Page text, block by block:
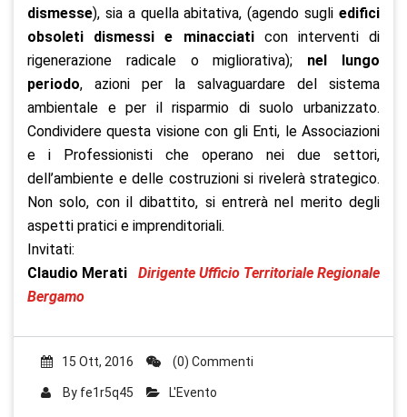
dismesse), sia a quella abitativa, (agendo sugli edifici
obsoleti dismessi e minacciaticon interventi di
rigenerazione radicale o migliorativa); nel lungo
periodo, azioni per la salvaguardare del sistema
ambientale e per il risparmio di suolo urbanizzato.
Condividere questa visione con gli Enti, le Associazioni
e i Professionisti che operano nei due settori,
dell’ambiente e delle costruzioni si rivelerà strategico.
Non solo, con il dibattito, si entrerà nel merito degli
aspetti pratici e imprenditoriali.
Invitati:
Claudio Merati
Dirigente Ufficio Territoriale Regionale
Bergamo
15 Ott, 2016 (0) Commenti
By fe1r5q45 L'Evento